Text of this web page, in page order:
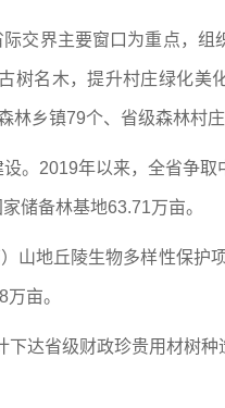
交界主要窗口为重点，组
树名木，提升村庄绿化美
乡镇79个、省级森林村庄
。2019年以来，全省争
储备林基地63.71万亩。
山地丘陵生物多样性保护
亩。
达省级财政珍贵用材树